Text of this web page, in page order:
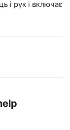
і рук і включає